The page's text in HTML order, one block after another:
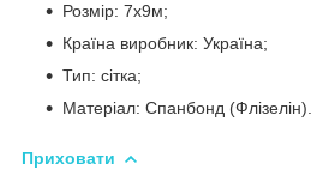
Розмір: 7х9м;
Країна виробник: Україна;
Тип: сітка;
Матеріал: Спанбонд (Флізелін).
Приховати